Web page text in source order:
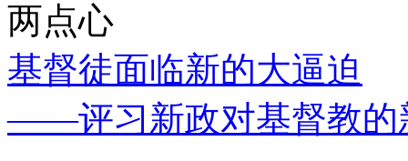
两点心
基督徒面临新的大逼迫
——评习新政对基督教的